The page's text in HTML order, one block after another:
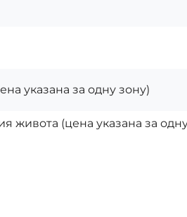
указана за одну зону)
живота (цена указана за